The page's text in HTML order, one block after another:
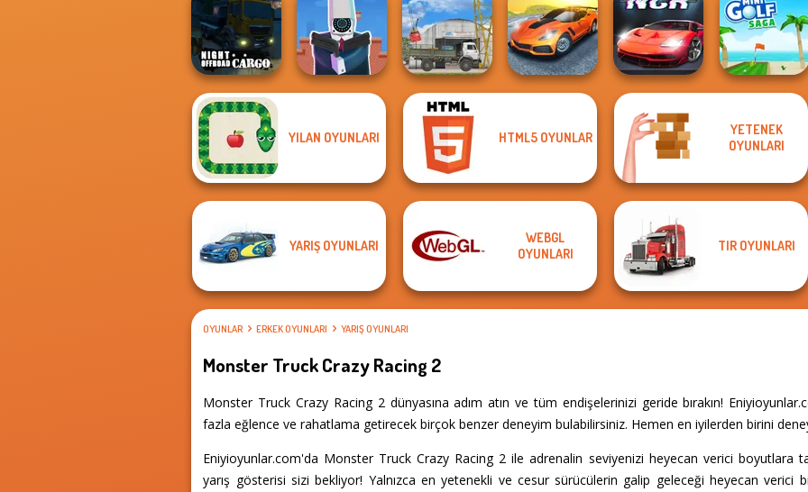
Night OffRoad
Cargo
Cameraman vs
The Cargo
Madness Driver
Night City Racing Mini Golf Saga
YILAN OYUNLARI HTML5 OYUNLAR
YETENEK
OYUNLARI
YARIŞ OYUNLARI
WEBGL
OYUNLARI
TIR OYUNLARI
OYUNLAR ERKEK OYUNLARI YARIŞ OYUNLARI
Monster Truck Crazy Racing 2
Monster Truck Crazy Racing 2 dünyasına adım atın ve tüm endişelerinizi geride bırakın!
fazla eğlence ve rahatlama getirecek birçok benzer deneyim bulabilirsiniz. Hemen en iyilerden birini
Eniyioyunlar.com'da Monster Truck Crazy Racing 2 ile adrenalin seviyenizi heyecan verici boyutlara
yarış gösterisi sizi bekliyor! Yalnızca en yetenekli ve cesur sürücülerin galip geleceği heyecan verici